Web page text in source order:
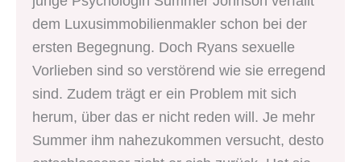
dem Luxusimmobilienmakler schon bei der
ersten Begegnung. Doch Ryans sexuelle
Vorlieben sind so verstörend wie sie erregend
sind. Zudem trägt er ein Problem mit sich
herum, über das er nicht reden will. Je mehr
Summer ihm nahezukommen versucht, desto